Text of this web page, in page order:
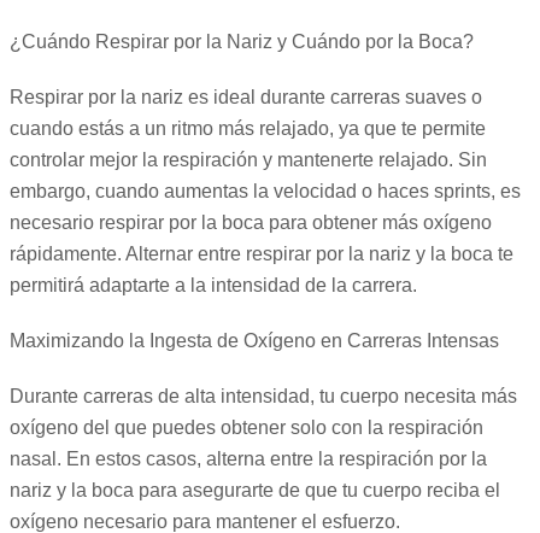
¿Cuándo Respirar por la Nariz y Cuándo por la Boca?
Respirar por la nariz es ideal durante carreras suaves o
cuando estás a un ritmo más relajado, ya que te permite
controlar mejor la respiración y mantenerte relajado. Sin
embargo, cuando aumentas la velocidad o haces sprints, es
necesario respirar por la boca para obtener más oxígeno
rápidamente. Alternar entre respirar por la nariz y la boca te
permitirá adaptarte a la intensidad de la carrera.
Maximizando la Ingesta de Oxígeno en Carreras Intensas
Durante carreras de alta intensidad, tu cuerpo necesita más
oxígeno del que puedes obtener solo con la respiración
nasal. En estos casos, alterna entre la respiración por la
nariz y la boca para asegurarte de que tu cuerpo reciba el
oxígeno necesario para mantener el esfuerzo.